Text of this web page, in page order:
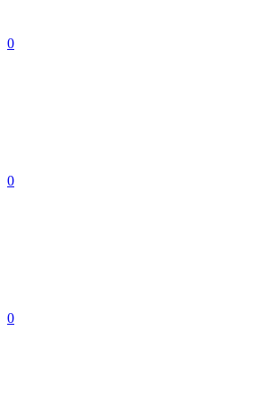
0
0
0